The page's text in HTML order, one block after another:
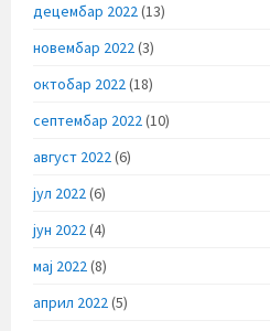
децембар 2022(13)
новембар 2022(3)
октобар 2022(18)
септембар 2022(10)
август 2022(6)
јул 2022(6)
јун 2022(4)
мај 2022(8)
април 2022(5)